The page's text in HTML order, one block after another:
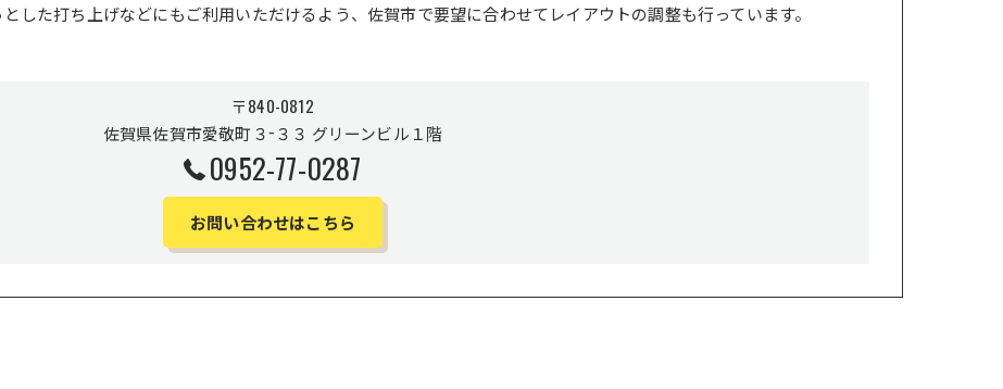
した打ち上げなどにもご利用いただけるよう、佐賀市で要望に合わせてレイアウトの調整も行っています。
〒840-0812
佐賀県佐賀市愛敬町３−３３ グリーンビル１階
0952-77-0287
お問い合わせはこちら